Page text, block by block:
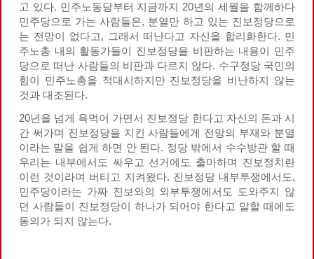
고 있다. 민주노동당부터 지금까지 20년의 세월을 함께하다
민주당으로 가는 사람들은, 분열만 하고 있는 진보정당으로
는 전망이 없다고, 그래서 떠난다고 자신을 합리화한다. 민
주노총 내의 활동가들이 진보정당을 비판하는 내용이 민주
당으로 떠난 사람들의 비판과 다르지 않다. 수구정당 국민의
힘이 민주노총을 적대시하지만 진보정당을 비난하지 않는
것과 대조된다.
20년을 넘게 욕먹어 가면서 진보정당 한다고 자신의 돈과 시
간 써가며 진보정당을 지킨 사람들에게 전망의 부재와 분열
이라는 말을 쉽게 하면 안 된다. 정당 밖에서 수수방관 할 때
우리는 내부에서도 싸우고 선거에도 출마하며 진보정치란
이런 것이라며 버티고 지켜왔다. 진보정당 내부투쟁에서도,
민주당이라는 가짜 진보와의 외부투쟁에서도 도와주지 않
던 사람들이 진보정당이 하나가 되어야 한다고 말할 때에도
동의가 되지 않는다.